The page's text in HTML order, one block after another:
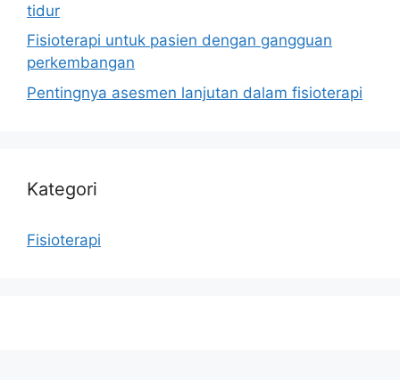
tidur
Fisioterapi untuk pasien dengan gangguan
perkembangan
Pentingnya asesmen lanjutan dalam fisioterapi
Kategori
Fisioterapi